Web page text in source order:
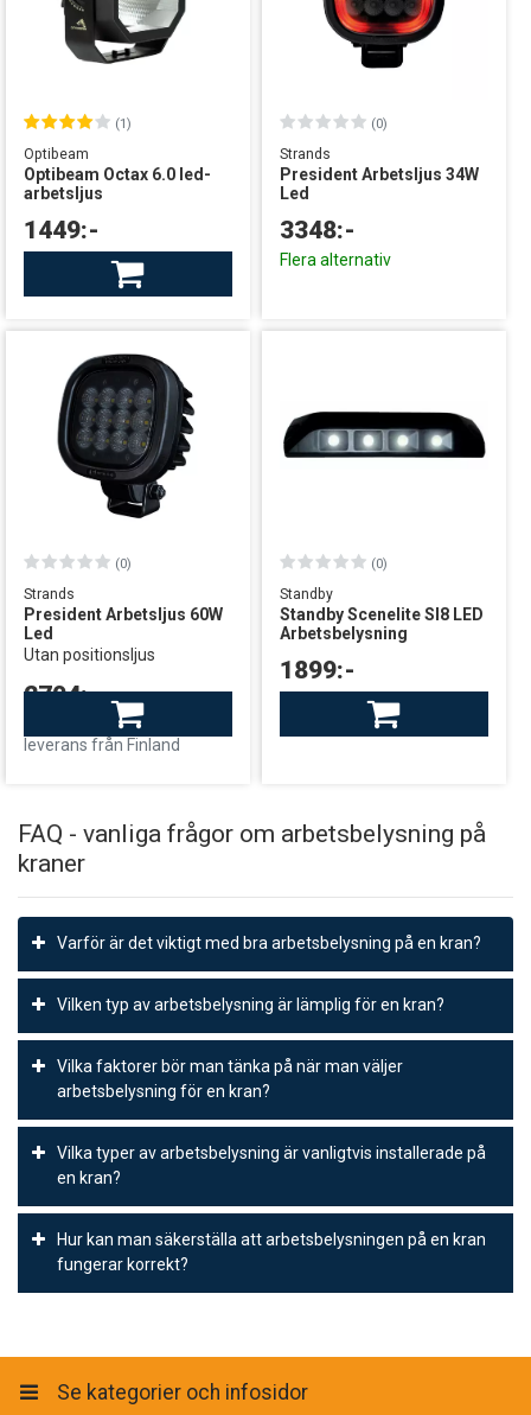
Optibeam
Optibeam Octax 6.0 led-
arbetsljus
(1)
1449:-
Finns i lager
leverans från Sverige
Strands
President Arbetsljus 34W
Led
(0)
3348:-
Flera alternativ
Strands
President Arbetsljus 60W
Led
Utan positionsljus
(0)
2704:-
leverans från Finland
Standby
Standby Scenelite SI8 LED
Arbetsbelysning
(0)
1899:-
Finns i lager
leverans från Finland
FAQ - vanliga frågor om arbetsbelysning på
kraner
Varför är det viktigt med bra arbetsbelysning på en kran?
Bra arbetsbelysning på en kran är viktigt eftersom kranar ofta
används i mörka och trånga utrymmen. Bra belysning hjälper till
att säkerställa att föraren kan se ordentligt och utföra sitt arbete
säkert och effektivt.
Vilken typ av arbetsbelysning är lämplig för en kran?
En kran behöver en kombination av extraljus och arbetsbelysning.
Strålkastare används för att lysa upp vägen framför kranen under
transport, medan arbetsbelysning används för att lysa upp
arbetsområdet runt kranen under användning.
Vilka faktorer bör man tänka på när man väljer
arbetsbelysning för en kran?
När man väljer arbetsbelysning för en kran bör man ta hänsyn till
faktorer som ljusstyrka, spridning, färgtemperatur och
strömförbrukning. Ljusstyrkan bör vara tillräcklig för att belysa
arbetsområdet ordentligt och spridningen bör vara justerbar för
att rikta ljuset dit det behövs. Färgtemperaturen bör vara lämplig
för att inte påverka förarens färgseende och strömförbrukningen
Vilka typer av arbetsbelysning är vanligtvis installerade på
en kran?
Vanligtvis används LED-belysning på kranar eftersom den har
högre energieffektivitet, längre livslängd och är mer ljusstark än
traditionell halogenbelysning. LED-belysning är också mer
motståndskraftig mot vibrationer och stötar, vilket gör den mer
Hur kan man säkerställa att arbetsbelysningen på en kran
fungerar korrekt?
att kablarna och kontakterna är i gott skick och att det inte finns
några skador på armaturerna. Vid behov bör trasiga eller defekta
armaturer bytas ut omedelbart av kvalificerade tekniker för att
Se kategorier och infosidor